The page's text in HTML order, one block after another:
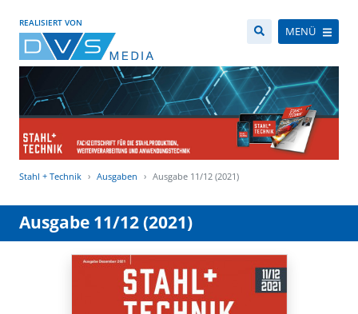
REALISIERT VON
MENÜ
Stahl + Technik Ausgaben Ausgabe 11/12 (2021)
Ausgabe 11/12 (2021)